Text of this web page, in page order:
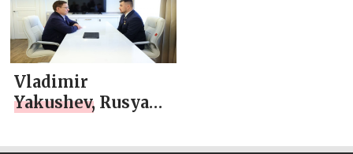
Vladimir
Yakushev, Rusya
Kahramanı